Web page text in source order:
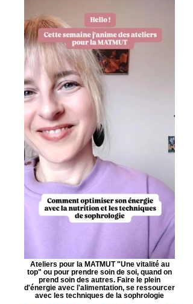
Ateliers pour la MATMUT "Une vitalité au
top" ou pour prendre soin de soi, quand on
prend soin des autres. Faire le plein
d'énergie avec l'alimentation, se ressourcer
avec les techniques de la sophrologie